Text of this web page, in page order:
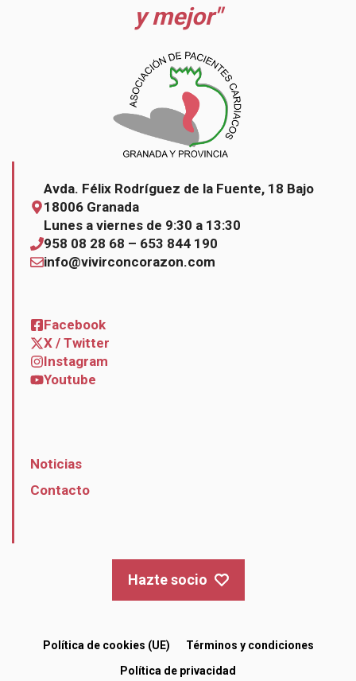
y mejor"
Avda. Félix Rodríguez de la Fuente, 18 Bajo
18006 Granada
Lunes a viernes de 9:30 a 13:30
958 08 28 68 – 653 844 190
info@vivirconcorazon.com
Facebook
X / Twitter
Instagram
Youtube
Noticias
Contacto
Hazte socio
Política de cookies (UE)
Términos y condiciones
Política de privacidad